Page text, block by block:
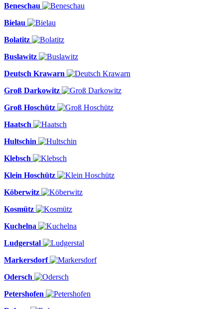
Beneschau
Bielau
Bolatitz
Buslawitz
Deutsch Krawarn
Groß Darkowitz
Groß Hoschütz
Haatsch
Hultschin
Klebsch
Klein Hoschütz
Köberwitz
Kosmütz
Kuchelna
Ludgerstal
Markersdorf
Odersch
Petershofen